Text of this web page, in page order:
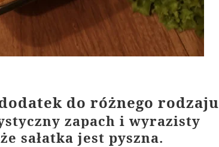
do różnego rodzaju
zapach i wyrazisty
sałatka jest pyszna.